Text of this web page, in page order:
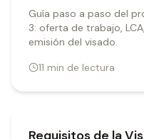
Guía paso a paso del
3: oferta de trabajo,
emisión del visado.
11 min de lectura
Requisitos de la